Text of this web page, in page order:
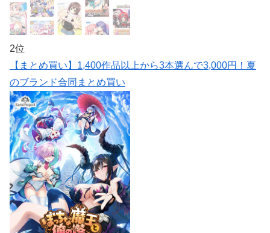
2位
【まとめ買い】1,400作品以上から3本選んで3,000円！夏
のブランド合同まとめ買い